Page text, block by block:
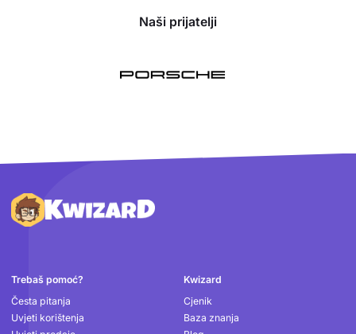
Naši prijatelji
Podnožje
Trebaš pomoć?
Česta pitanja
Uvjeti korištenja
Kwizard
Cjenik
Baza znanja